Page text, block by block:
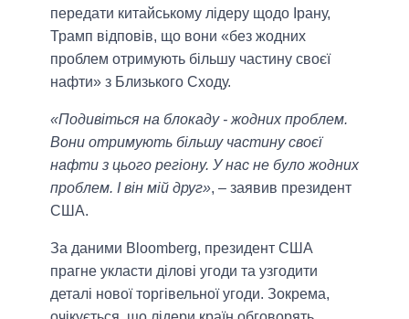
передати китайському лідеру щодо Ірану,
Трамп відповів, що вони «без жодних
проблем отримують більшу частину своєї
нафти» з Близького Сходу.
«Подивіться на блокаду - жодних проблем.
Вони отримують більшу частину своєї
нафти з цього регіону. У нас не було жодних
проблем. І він мій друг», – заявив президент
США.
За даними Bloomberg, президент США
прагне укласти ділові угоди та узгодити
деталі нової торгівельної угоди. Зокрема,